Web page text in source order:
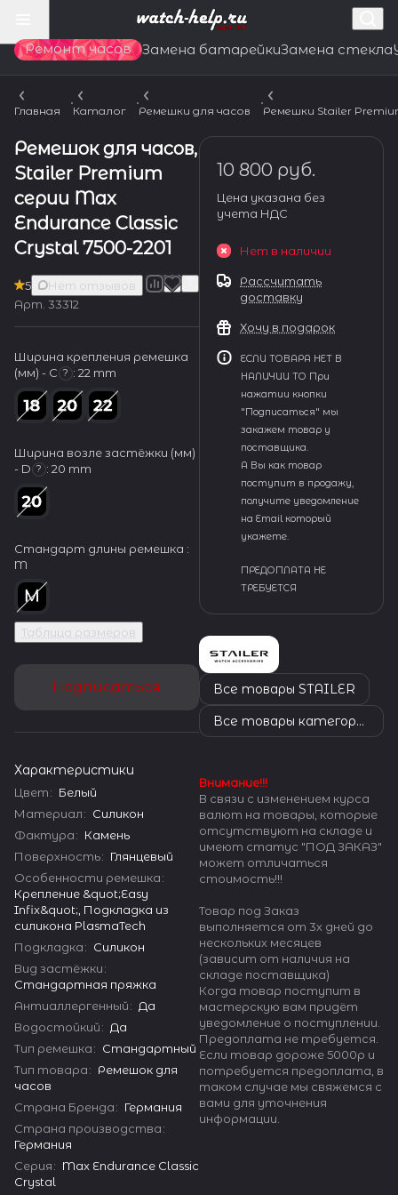
Ремонт часов Замена батарейкиЗамена стекла
Главная Каталог Ремешки для часов Ремешки Stailer
Ремешок для часов,
Stailer Premium
серии Max
Endurance Classic
Crystal 7500-2201
5
Нет отзывов
Арт. 33312
Ширина крепления ремешка
(мм) - С ? : 22 mm
Ширина возле застёжки (мм)
- D ? : 20 mm
Стандарт длины ремешка :
M
Таблица размеров
Подписаться
Характеристики
Цвет: Белый
Материал: Силикон
Фактура: Камень
Поверхность: Глянцевый
Особенности ремешка:
Крепление &quot;Easy
Infix&quot;, Подкладка из
силикона PlasmaTech
Подкладка: Силикон
Вид застёжки:
Стандартная пряжка
Антиаллергенный: Да
Водостойкий: Да
Тип ремешка: Стандартный
Тип товара: Ремешок для
часов
Страна Бренда: Германия
Страна производства:
Германия
Серия: Max Endurance Classic
Crystal
10 800 руб.
Цена указана без
учета НДС
Нет в наличии
Рассчитать
доставку
Хочу в подарок
ЕСЛИ ТОВАРА НЕТ В
НАЛИЧИИ ТО При
нажатии кнопки
"Подписаться" мы
закажем товар у
поставщика.
А Вы как товар
поступит в продажу,
получите уведомление
на Email который
укажете.
ПРЕДОПЛАТА НЕ
ТРЕБУЕТСЯ
Все товары STAILER
Все товары категории
Внимание!!!
В связи с изменением курса
валют на товары, которые
отсутствуют на складе и
имеют статус "ПОД ЗАКАЗ"
может отличаться
стоимость!!!
Товар под Заказ
выполняется от 3х дней до
нескольких месяцев
(зависит от наличия на
складе поставщика)
Когда товар поступит в
мастерскую вам придёт
уведомление о поступлении.
Предоплата не требуется.
Если товар дороже 5000р и
потребуется предоплата, в
таком случае мы свяжемся с
вами для уточнения
информации.